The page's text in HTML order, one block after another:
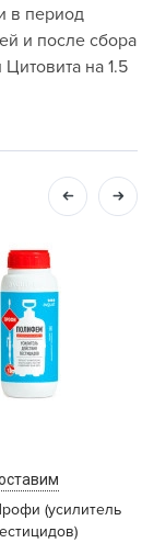
в период
и после сбора
на 1.5
(усилитель